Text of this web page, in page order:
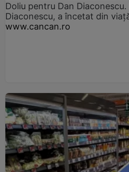
Doliu pentru Dan
Diaconescu, a încetat din
www.cancan.ro